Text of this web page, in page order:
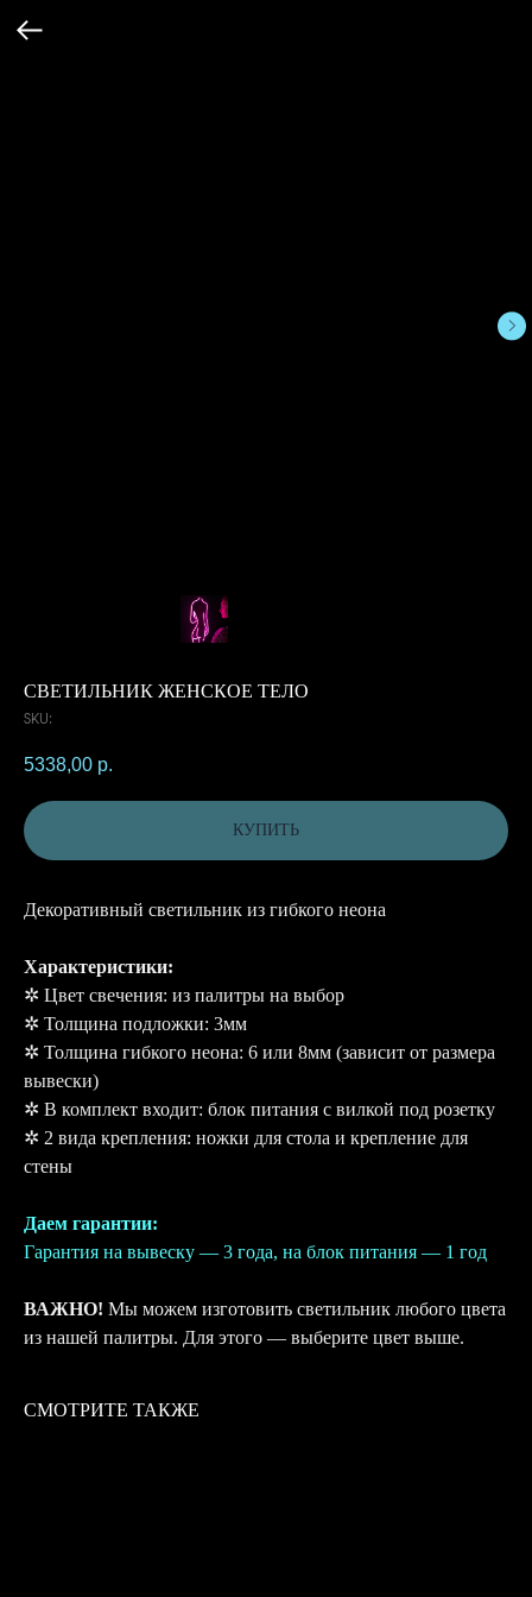
СВЕТИЛЬНИК ЖЕНСКОЕ ТЕЛО
SKU:
5338,00 р.
КУПИТЬ
Декоративный светильник из гибкого неона
Характеристики:
✲ Цвет свечения: из палитры на выбор
✲ Толщина подложки: 3мм
✲ Толщина гибкого неона: 6 или 8мм (зависит от размера
вывески)
✲ В комплект входит: блок питания с вилкой под розетку
✲ 2 вида крепления: ножки для стола и крепление для
стены
Даем гарантии:
Гарантия на вывеску — 3 года, на блок питания — 1 год
ВАЖНО! Мы можем изготовить светильник любого цвета
из нашей палитры. Для этого — выберите цвет выше.
СМОТРИТЕ ТАКЖЕ